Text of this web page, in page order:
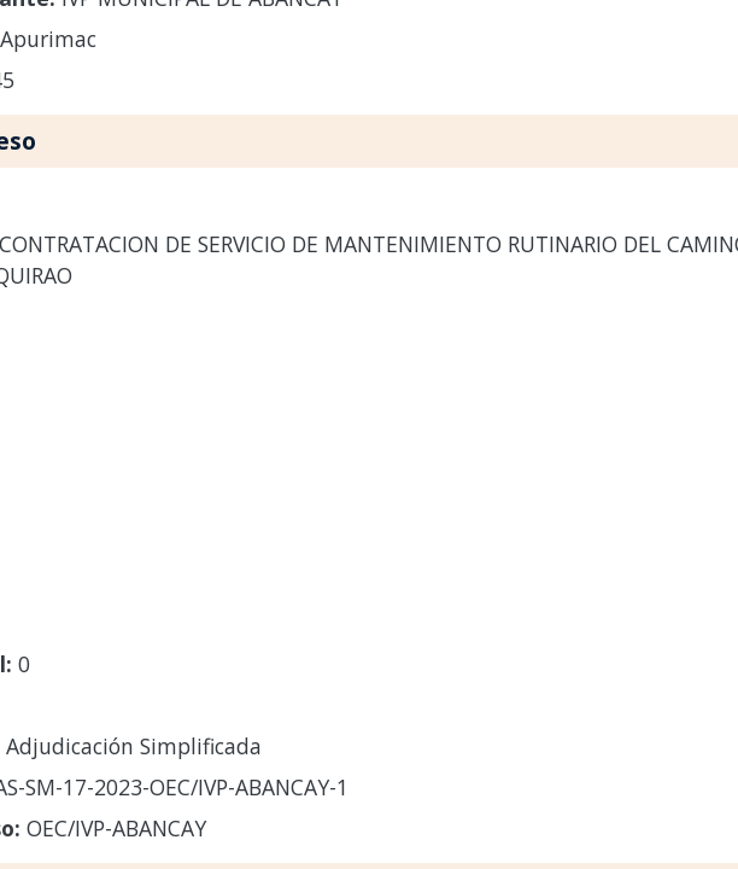
Apurimac
CONTRATACION DE SERVICIO DE MANTENIMIENTO RUTINARIO DEL
0
Adjudicación Simplificada
SM-17-2023-OEC/IVP-ABANCAY-1
OEC/IVP-ABANCAY